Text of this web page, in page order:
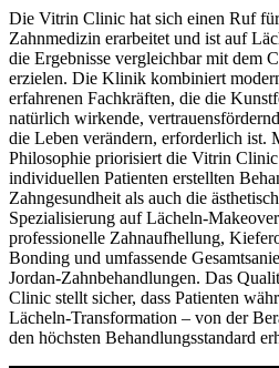
Die Vitrin Clinic hat sich einen Ruf
Zahnmedizin erarbeitet und ist auf
die Ergebnisse vergleichbar mit dem
erzielen. Die Klinik kombiniert
erfahrenen Fachkräften, die die
natürlich wirkende,
die Leben verändern, erforderlich ist.
Philosophie priorisiert die Vitrin
individuellen Patienten erstellten
Zahngesundheit als auch die
Spezialisierung auf Lächeln-
professionelle Zahnaufhellung,
Bonding und umfassende
Jordan-Zahnbehandlungen. Das
Clinic stellt sicher, dass Patienten
Lächeln-Transformation – von der
den höchsten Behandlungsstandard